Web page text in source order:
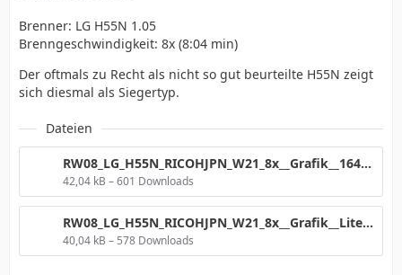
Brenner: LG H55N 1.05
Brenngeschwindigkeit: 8x (8:04 min)
Der oftmals zu Recht als nicht so gut beurteilte H55N zeigt
sich diesmal als Siegertyp.
Dateien
RW08_LG_H55N_RICOHJPN_W21_8x__Grafik__1640Nr2.png
42,04 kB – 601 Downloads
RW08_LG_H55N_RICOHJPN_W21_8x__Grafik__LiteOn.png
40,04 kB – 578 Downloads